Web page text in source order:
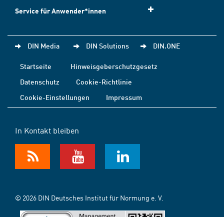
Service für Anwender*innen
DIN Media DIN Solutions DIN.ONE
Startseite
Hinweisgeberschutzgesetz
Datenschutz
Cookie-Richtlinie
Cookie-Einstellungen
Impressum
In Kontakt bleiben
© 2026 DIN Deutsches Institut für Normung e. V.